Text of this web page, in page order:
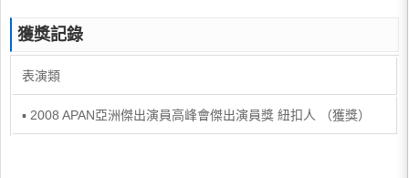
獲獎記錄
表演類
▪ 2008 APAN亞洲傑出演員高峰會傑出演員獎 紐扣人 （獲獎）